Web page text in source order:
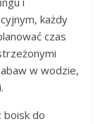
każdy
czas
w wodzie,
boisk do